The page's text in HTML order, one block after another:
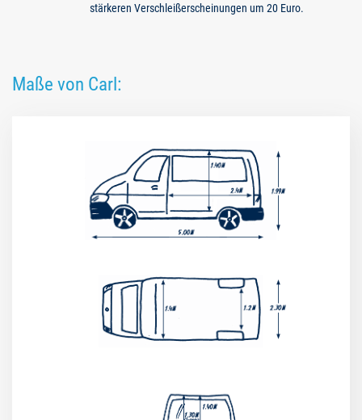
stärkeren Verschleißerscheinungen um 20 Euro.
Maße von Carl: